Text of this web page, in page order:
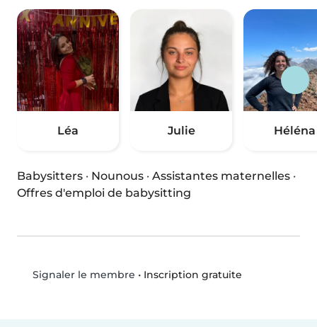
Léa Julie Héléna
Babysitters · Nounous · Assistantes maternelles ·
Offres d'emploi de babysitting
Signaler le membre • Inscription gratuite